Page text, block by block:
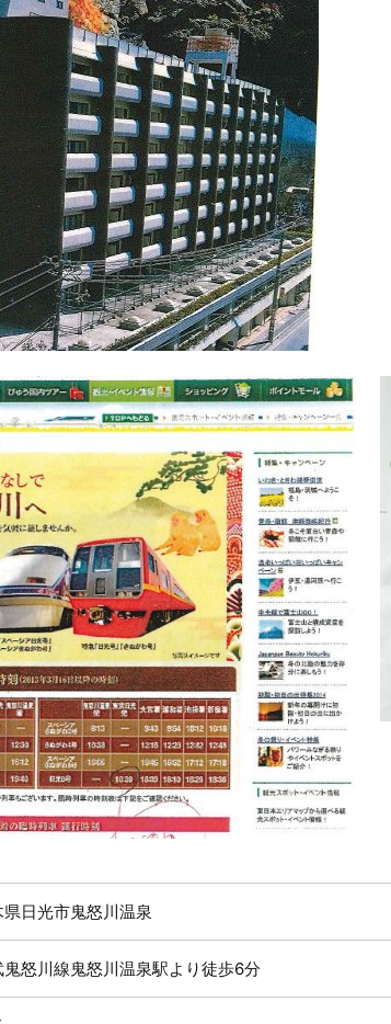
日光市鬼怒川温泉
鬼怒川線鬼怒川温泉駅より徒歩6分